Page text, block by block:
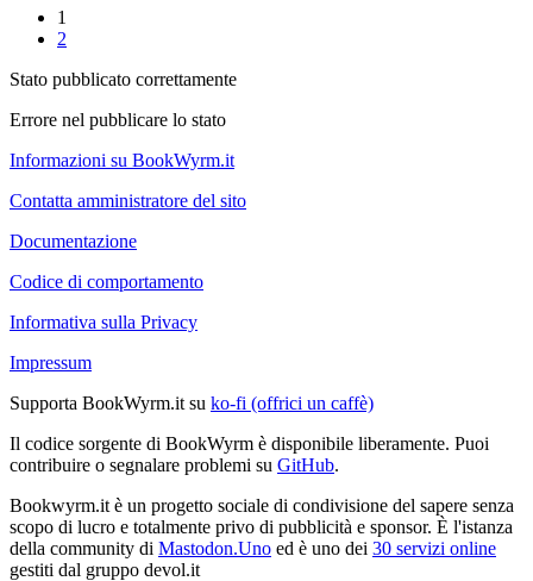
1
2
Stato pubblicato correttamente
Errore nel pubblicare lo stato
Informazioni su BookWyrm.it
Contatta amministratore del sito
Documentazione
Codice di comportamento
Informativa sulla Privacy
Impressum
Supporta BookWyrm.it su ko-fi (offrici un caffè)
Il codice sorgente di BookWyrm è disponibile liberamente. Puoi
contribuire o segnalare problemi su GitHub.
Bookwyrm.it è un progetto sociale di condivisione del sapere senza
scopo di lucro e totalmente privo di pubblicità e sponsor. È l'istanza
della community di Mastodon.Uno ed è uno dei 30 servizi online
gestiti dal gruppo devol.it